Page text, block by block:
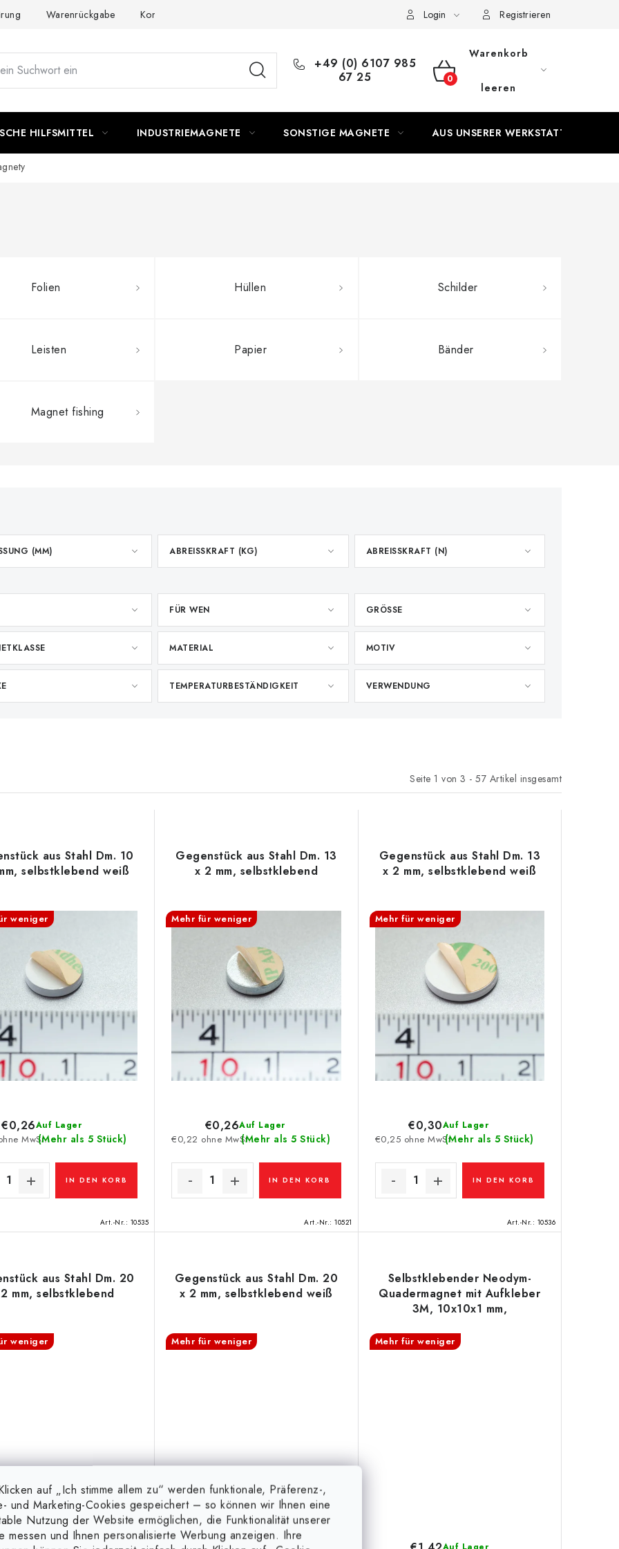
auf „Ich stimme allem zu“ werden funktionale, Präferenz-,
und Marketing-Cookies gespeichert – so können wir Ihnen eine
Nutzung der Website ermöglichen, die Funktionalität unserer
messen und Ihnen personalisierte Werbung anzeigen. Ihre
Warenrückgabe Kontakte - Impressum Login Registrieren
+49 (0) 6107 985
67 25
WARENKORB
Warenkorb
leeren
HILFSMITTEL INDUSTRIEMAGNETE SONSTIGE MAGNETE AUS UNSERER WERKSTATT
Folien Hüllen Schilder
Leisten Papier Bänder
Magnet fishing
(MM) ABREISSKRAFT (KG) ABREISSKRAFT (N)
FÜR WEN GRÖSSE
MATERIAL MOTIV
TEMPERATURBESTÄNDIGKEIT VERWENDUNG
Seite 1 von 3 - 57 Artikel insgesamt
aus Stahl Dm. 10
selbstklebend weiß
weniger
Auf Lager
(Mehr als 5 Stück)
MwSt.
€0,26
IN DEN KORB
Art.-Nr.: 10535
Gegenstück aus Stahl Dm. 13
x 2 mm, selbstklebend
Mehr für weniger
Auf Lager
(Mehr als 5 Stück)
€0,22 ohne MwSt.
€0,26
IN DEN KORB
Art.-Nr.: 10521
Gegenstück aus Stahl Dm. 13
x 2 mm, selbstklebend weiß
Mehr für weniger
Auf Lager
(Mehr als 5 Stück)
€0,25 ohne MwSt.
€0,30
IN DEN KORB
Art.-Nr.: 10536
aus Stahl Dm. 20
mm, selbstklebend
weniger
Gegenstück aus Stahl Dm. 20
x 2 mm, selbstklebend weiß
Mehr für weniger
Selbstklebender Neodym-
Quadermagnet mit Aufkleber
3M, 10x10x1 mm,
Mehr für weniger